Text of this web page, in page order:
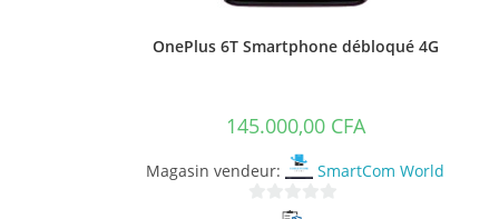
OnePlus 6T Smartphone débloqué 4G
145.000,00 CFA
Magasin vendeur: SmartCom World